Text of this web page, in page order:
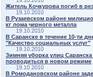
Житель Кочкурова погиб в
19.10.2010
В Рузаевском районе
кг лома черного металла
19.10.2010
В Саранске в течение 10-ти
"Качество социальных услуг"
19.10.2010
Зимняя уборка улиц Саранска
проводиться в новом режиме
19.10.2010
В Ромодановском районе